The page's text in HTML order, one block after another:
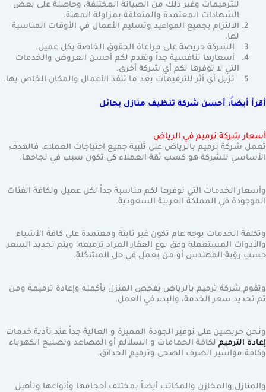
للترميمات وغير ذلك من الصيانة المختلفة، وحاصلة على بعض
الشهادات المعتمدة والمتعلقة بمزاولة المهنة.
الالتزام بجميع المواعيد وتسليم الأعمال في الأوقات المناسبة
لها.
الشركة حريصة على مراعاة الحقوق الخاصة بكل عميل.
أسعارها تنافسية جداً وتقدم لكم أحسن العروض والخدمات
التي لا توفرها لكم أي شركة أخرى.
تزيل أي أثر للترميمات بعد ما تنفذ الأعمال والمكان الخاص بها.
أقرأ أيضاً: أحسن شركة تنظيف منازل بحائل
أسعار شركة ترميم في الرياض
تعمل شركة ترميم بالرياض على تلبية جميع احتياجات العملاء، فالهدف
الأساسي للشركة هو كسب ثقة العملاء كي تكون سبب في نجاحها.
وأسعار الخدمات التي نوفرها لكم مناسبة جداً لكل عميل ولكافة الفئات
الموجودة في المملكة العربية السعودية.
وتكلفة الخدمات بوجه عام تكون غير ثابتة ومعتمدة على كافة الأشياء
والأدوات المستعملة وفق نوع العقار المراد ترميمه، ويتم تحديد السعر
حسب رؤية المهندس أو من يعمل في حل المشكلة.
وتقوم شركة ترميم بالرياض بفحص المنزل بأكمله وإعادة ترميمه ومن
ثم تحديد سعر الخدمة، والبدء في العمل.
ونحن حريصين على توفير الجودة المميزة و العالية جداً عند تأدية خدمات
إعادة الترميم لكافة الحمامات و السلالم أو المصاعد وتصليح الكهرباء
وكافة مواسير الصرف الصحي وترميم الحدائق.
والمنازل والمخازن والمكاتب أيضاً بمختلف أحجامها وأنواعها وتأهيل